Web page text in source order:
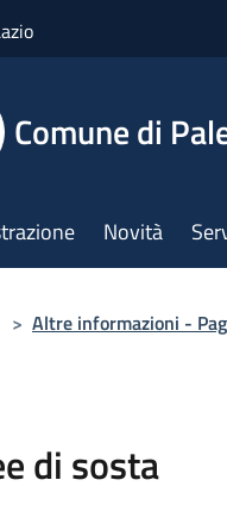
Comune di
Novità
> Altre informazioni -
di sosta